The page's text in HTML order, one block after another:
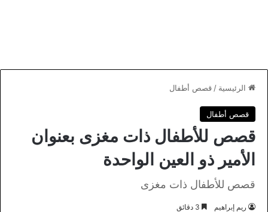
الرئيسية / قصص أطفال
قصص أطفال
قصص للأطفال ذات مغزى بعنوان
الأمير ذو العين الواحدة
قصص للأطفال ذات مغزى
ريم إبراهيم